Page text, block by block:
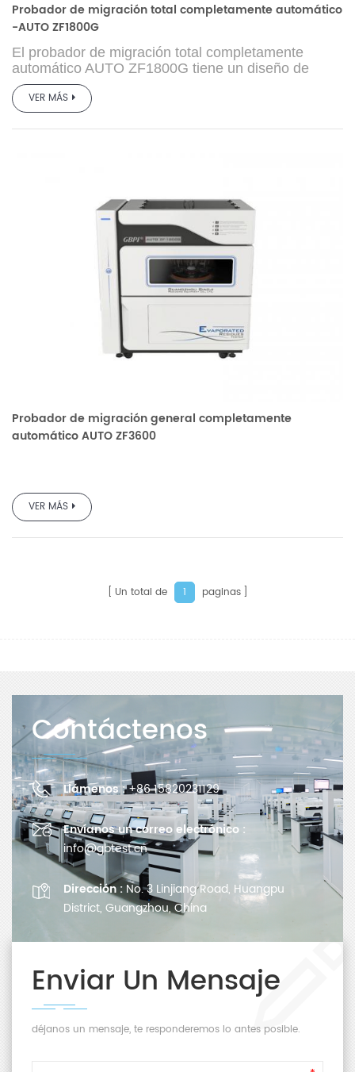
Probador de migración total completamente automático
-AUTO ZF1800G
El probador de migración total completamente
automático AUTO ZF1800G tiene un diseño de
sistema integrado de evaporación en baño de agua,
calentamiento, secado, enfriamiento y pesaje a
temperatura constante. El proceso de prueba está
completamente automatizado sin operación manual.
materiales de embalaje farmacéutico, embalaje de
alimentos, papel para puntas de cigarrillos y
reactivos químicos. También se puede aplicar al
contenido de agua, pérdida por secado y otros
elementos de muestras sólidas, y a la prueba del
contenido total de sólidos disueltos en pruebas de
calidad del agua.
VER MÁS
Probador de migración general completamente
automático AUTO ZF3600
VER MÁS
Un total de 1 paginas
Contáctenos
Llámenos :+86 15820231129
Envíanos un correo electrónico :
info@gbtest.cn
Dirección : No. 3 Linjiang Road, Huangpu
District, Guangzhou, China
Enviar Un Mensaje
déjanos un mensaje, te responderemos lo antes posible.